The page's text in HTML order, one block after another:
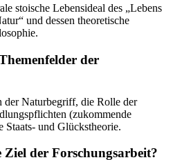
stoische Lebensideal des „Lebens
und dessen theoretische
der
der Naturbegriff, die Rolle der
(zukommende
Staats- und Glückstheorie.
Ziel der Forschungsarbeit?